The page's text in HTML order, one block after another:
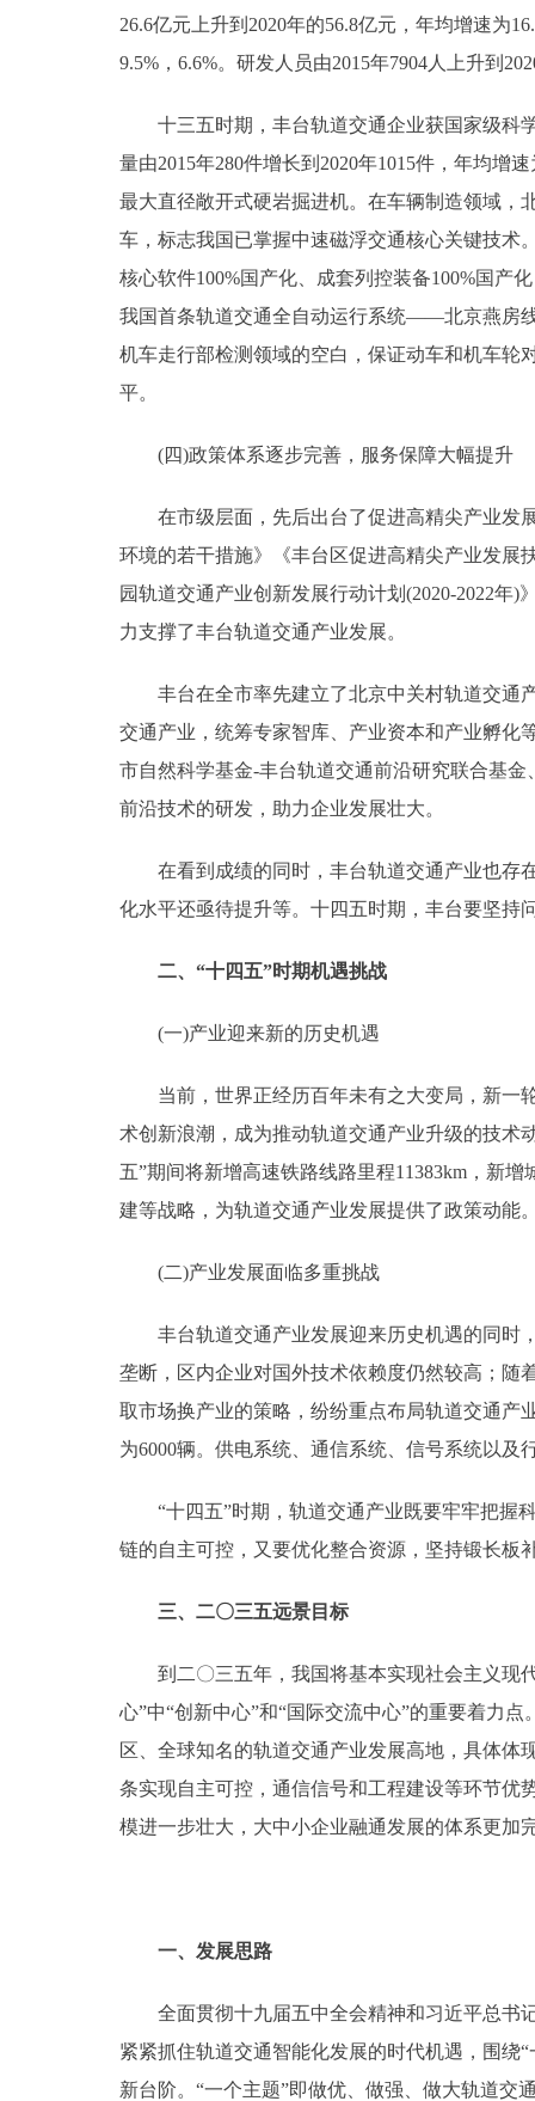
26.6亿元上升到2020年的56.8亿元，年均增速为
9.5%，6.6%。研发人员由2015年7904人上升到
十三五时期，丰台轨道交通企业获国家级科学
量由2015年280件增长到2020年1015件，年均增
最大直径敞开式硬岩掘进机。在车辆制造领域，
车，标志我国已掌握中速磁浮交通核心关键技术
核心软件100%国产化、成套列控装备100%国产
我国首条轨道交通全自动运行系统——北京燕房
机车走行部检测领域的空白，保证动车和机车轮
平。
(四)政策体系逐步完善，服务保障大幅提升
在市级层面，先后出台了促进高精尖产业发展
环境的若干措施》《丰台区促进高精尖产业发展
园轨道交通产业创新发展行动计划(2020-2022年
力支撑了丰台轨道交通产业发展。
丰台在全市率先建立了北京中关村轨道交通产
交通产业，统筹专家智库、产业资本和产业孵化
市自然科学基金-丰台轨道交通前沿研究联合基
前沿技术的研发，助力企业发展壮大。
在看到成绩的同时，丰台轨道交通产业也存在
化水平还亟待提升等。十四五时期，丰台要坚持
二、“十四五”时期机遇挑战
(一)产业迎来新的历史机遇
当前，世界正经历百年未有之大变局，新一轮
术创新浪潮，成为推动轨道交通产业升级的技术
五”期间将新增高速铁路线路里程11383km，新
建等战略，为轨道交通产业发展提供了政策动能
(二)产业发展面临多重挑战
丰台轨道交通产业发展迎来历史机遇的同时，
垄断，区内企业对国外技术依赖度仍然较高；随
取市场换产业的策略，纷纷重点布局轨道交通产
为6000辆。供电系统、通信系统、信号系统以
“十四五”时期，轨道交通产业既要牢牢把握科
链的自主可控，又要优化整合资源，坚持锻长板
三、二〇三五远景目标
到二〇三五年，我国将基本实现社会主义现代
心”中“创新中心”和“国际交流中心”的重要着力
区、全球知名的轨道交通产业发展高地，具体
条实现自主可控，通信信号和工程建设等环节优
模进一步壮大，大中小企业融通发展的体系更加
一、发展思路
全面贯彻十九届五中全会精神和习近平总书记
紧紧抓住轨道交通智能化发展的时代机遇，围绕
新台阶。“一个主题”即做优、做强、做大轨道交